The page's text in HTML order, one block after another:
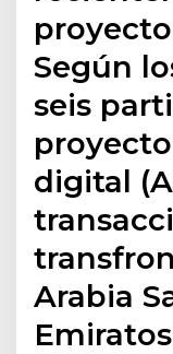
Según
seis
digital
Arabia